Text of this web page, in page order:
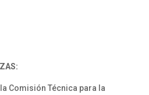
Comisión Técnica para la